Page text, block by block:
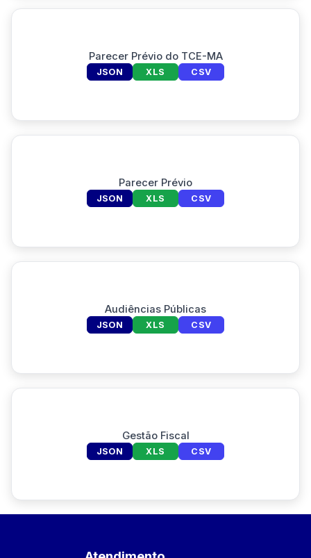
Parecer Prévio do TCE-MA
JSON XLS CSV
Parecer Prévio
JSON XLS CSV
Audiências Públicas
JSON XLS CSV
Gestão Fiscal
JSON XLS CSV